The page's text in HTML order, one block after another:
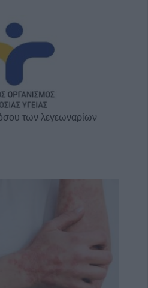
των λεγεωναρίων